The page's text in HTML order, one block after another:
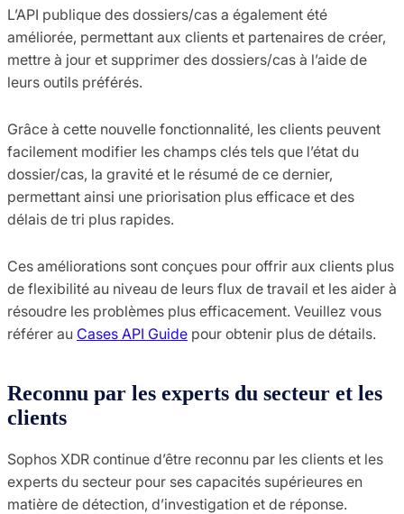
L’API publique des dossiers/cas a également été
améliorée, permettant aux clients et partenaires de créer,
mettre à jour et supprimer des dossiers/cas à l’aide de
leurs outils préférés.
Grâce à cette nouvelle fonctionnalité, les clients peuvent
facilement modifier les champs clés tels que l’état du
dossier/cas, la gravité et le résumé de ce dernier,
permettant ainsi une priorisation plus efficace et des
délais de tri plus rapides.
Ces améliorations sont conçues pour offrir aux clients plus
de flexibilité au niveau de leurs flux de travail et les aider à
résoudre les problèmes plus efficacement. Veuillez vous
référer au Cases API Guide pour obtenir plus de détails.
Reconnu par les experts du secteur et les
clients
Sophos XDR continue d’être reconnu par les clients et les
experts du secteur pour ses capacités supérieures en
matière de détection, d’investigation et de réponse.